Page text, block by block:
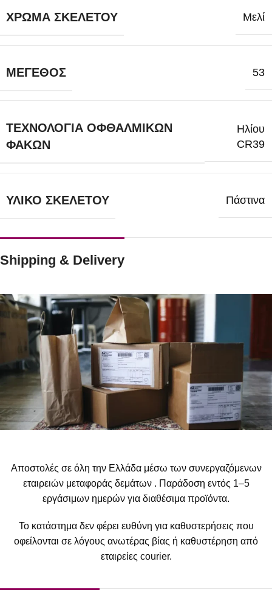
ΧΡΏΜΑ ΣΚΕΛΕΤΟΎ Μελί
ΜΈΓΕΘΟΣ 53
ΤΕΧΝΟΛΟΓΊΑ ΟΦΘΑΛΜΙΚΏΝ
ΦΑΚΏΝ
Ηλίου
CR39
ΥΛΙΚΌ ΣΚΕΛΕΤΟΎ Πάστινα
Shipping & Delivery
Αποστολές σε όλη την Ελλάδα μέσω των συνεργαζόμενων
εταιρειών μεταφοράς δεμάτων . Παράδοση εντός 1–5
εργάσιμων ημερών για διαθέσιμα προϊόντα.
Το κατάστημα δεν φέρει ευθύνη για καθυστερήσεις που
οφείλονται σε λόγους ανωτέρας βίας ή καθυστέρηση από
εταιρείες courier.